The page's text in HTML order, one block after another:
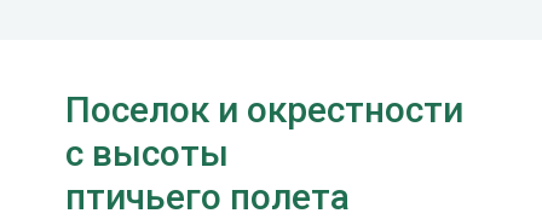
Поселок и окрестности
с высоты
птичьего полета